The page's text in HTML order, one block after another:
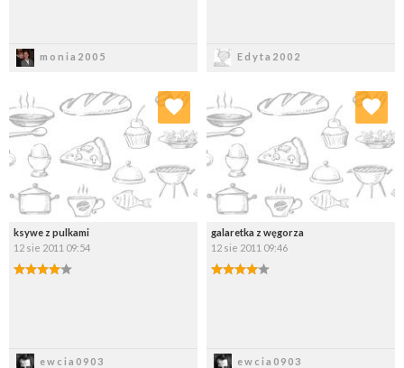
monia2005 Edyta2002
ksywe z pulkami
12 sie 2011 09:54
ewcia0903
Dodaj do ulubionych
Wybierz listę:
galaretka z węgorza
12 sie 2011 09:46
ewcia0903
Dodaj do ulubionych
Wybierz listę: